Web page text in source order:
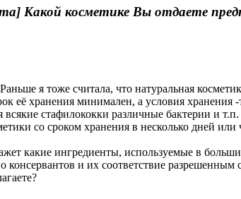
Какой косметике Вы отдаете
я тоже считала, что натуральная
её хранения минимален, а условия хранения
всякие стафилококки различные бактерии и
со сроком хранения в несколько дней
какие ингредиенты, используемые в
консервантов и их соответствие разрешенным